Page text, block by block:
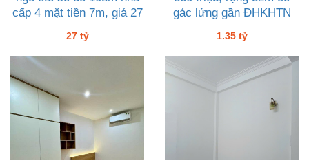
cấp 4 mặt tiền 7m, giá 27
27 tỷ
gác lửng gần ĐHKHTN
1.35 tỷ